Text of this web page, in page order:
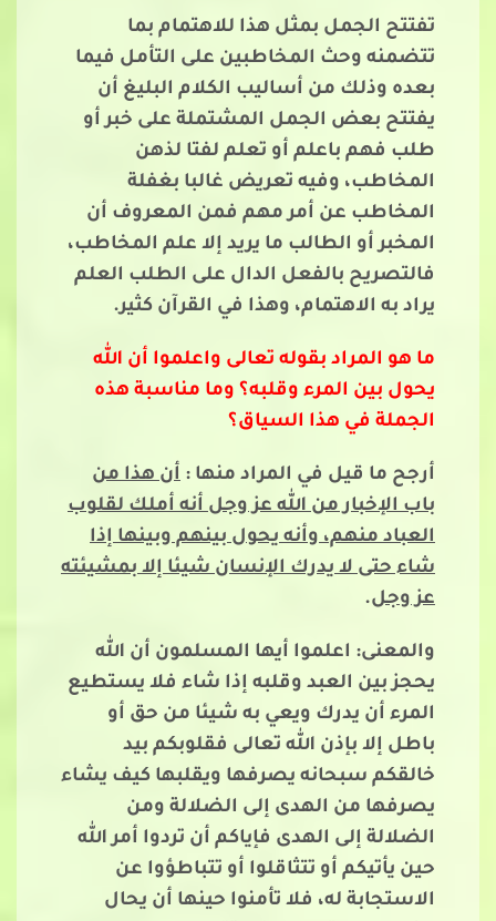
تفتتح الجمل بمثل هذا للاهتمام بما
تتضمنه وحث المخاطبين على التأمل فيما
بعده وذلك من أساليب الكلام البليغ أن
يفتتح بعض الجمل المشتملة على خبر أو
طلب فهم باعلم أو تعلم لفتا لذهن
المخاطب، وفيه تعريض غالبا بغفلة
المخاطب عن أمر مهم فمن المعروف أن
المخبر أو الطالب ما يريد إلا علم المخاطب،
فالتصريح بالفعل الدال على الطلب العلم
يراد به الاهتمام، وهذا في القرآن كثير.
ما هو المراد بقوله تعالى واعلموا أن الله
يحول بين المرء وقلبه؟ وما مناسبة هذه
الجملة في هذا السياق؟
أرجح ما قيل في المراد منها : أن هذا من
باب الإخبار من الله عز وجل أنه أملك لقلوب
العباد منهم، وأنه يحول بينهم وبينها إذا
شاء حتى لا يدرك الإنسان شيئا إلا بمشيئته
عز وجل.
والمعنى: اعلموا أيها المسلمون أن الله
يحجز بين العبد وقلبه إذا شاء فلا يستطيع
المرء أن يدرك ويعي به شيئا من حق أو
باطل إلا بإذن الله تعالى فقلوبكم بيد
خالقكم سبحانه يصرفها ويقلبها كيف يشاء
يصرفها من الهدى إلى الضلالة ومن
الضلالة إلى الهدى فإياكم أن تردوا أمر الله
حين يأتيكم أو تتثاقلوا أو تتباطؤوا عن
الاستجابة له، فلا تأمنوا حينها أن يحال